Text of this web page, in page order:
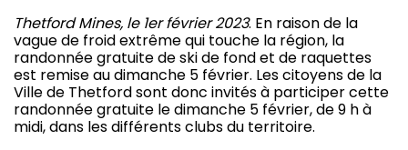
Thetford Mines, le 1er février 2023. En raison de la
vague de froid extrême qui touche la région, la
randonnée gratuite de ski de fond et de raquettes
est remise au dimanche 5 février. Les citoyens de la
Ville de Thetford sont donc invités à participer cette
randonnée gratuite le dimanche 5 février, de 9 h à
midi, dans les différents clubs du territoire.